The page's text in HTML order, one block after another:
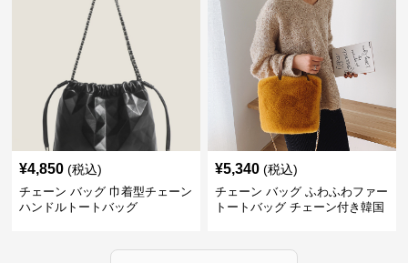
¥4,850 (税込)
チェーン バッグ 巾着型チェーン
ハンドルトートバッグ
¥5,340 (税込)
チェーン バッグ ふわふわファー
トートバッグ チェーン付き韓国